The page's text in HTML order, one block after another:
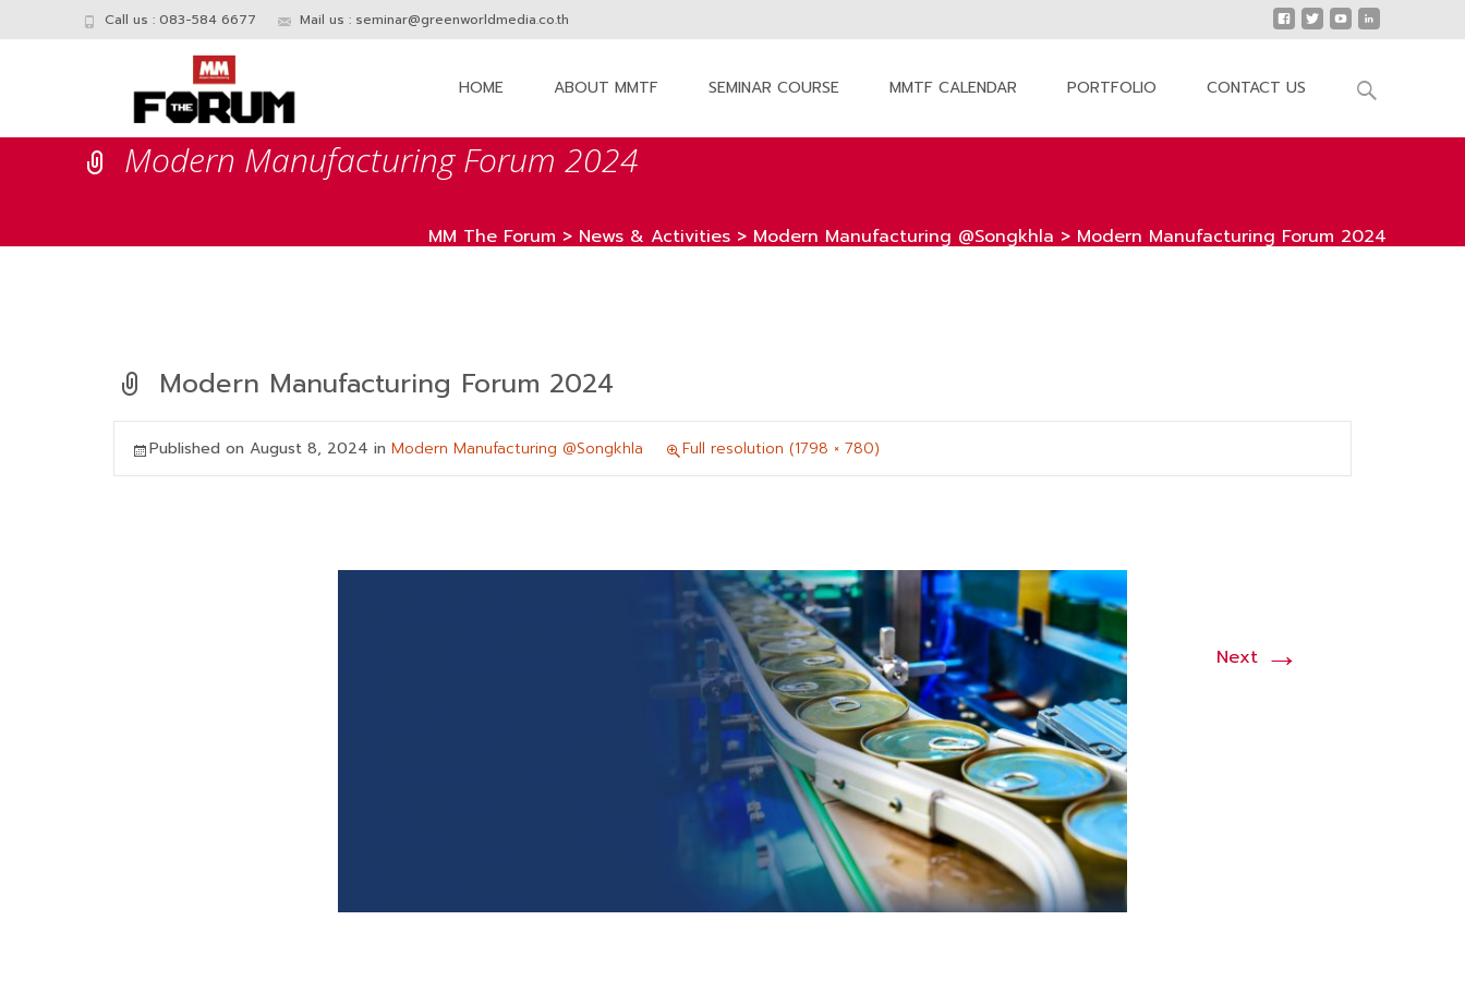
Call us : 083-584 6677 Mail us : seminar@greenworldmedia.co.th
HOME ABOUT MMTF SEMINAR COURSE MMTF CALENDAR PORTFOLIO CONTACT US
Search
Modern Manufacturing Forum 2024
MM The Forum > News & Activities > Modern Manufacturing @Songkhla > Modern Manufacturing Forum 2024
Modern Manufacturing Forum 2024
Published on August 8, 2024 in Modern Manufacturing @Songkhla Full resolution (1798 × 780)
Next →